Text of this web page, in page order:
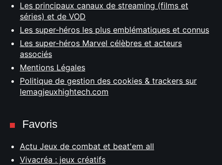
Les principaux canaux de streaming (films et
séries) et de VOD
Les super-héros les plus emblématiques et connus
Les super-héros Marvel célèbres et acteurs
associés
Mentions Légales
Politique de gestion des cookies & trackers sur
lemagjeuxhightech.com
Favoris
Actu Jeux de combat et beat'em all
Vivacréa : jeux créatifs